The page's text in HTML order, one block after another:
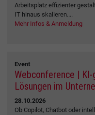
Arbeitsplatz effizienter
IT hinaus skalieren....
Mehr Infos & Anmeldung
Event
Webconference |
Lösungen im
28.10.2026
Ob Copilot, Chatbot oder